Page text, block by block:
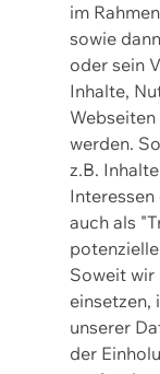
im
sowie
oder sein
Inhalte,
werden.
z.B.
Interessen
auch als
Soweit wir
einsetzen,
unserer
der